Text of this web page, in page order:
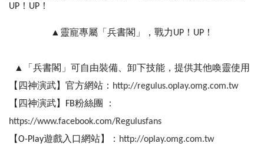
UP！UP！
▲靈寵專屬「兵書閣」，戰力UP！UP！
▲「兵書閣」可自由裝備、卸下技能，提供其他喚靈使用
【四神演武】官方網站： http://regulus.oplay.omg.com.tw
【四神演武】FB粉絲團 ：
https://www.facebook.com/Regulusfans
【O-Play遊戲入口網站】： http://oplay.omg.com.tw